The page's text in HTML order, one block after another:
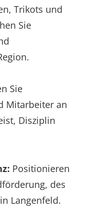
Trikots und
Sie
Sie
Mitarbeiter an
Disziplin
Positionieren
des
Langenfeld.